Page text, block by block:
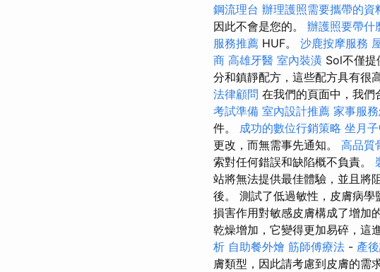
鋼流理台 辦理護照需要攜帶的資
因此不會是您的。 辦護照要帶什
服務推薦 HUF。 沙鹿按摩服務
商 高雄牙醫 室內裝潢 Sol不僅提
分和鎮靜配方，這些配方具有很
法律顧問 在我們的頁面中，我們
考試準備 室內設計推薦 家事服
件。 成功的數位行銷策略 坐月
更改，而無需事先通知。 高品質
索對任何錯誤和缺陷概不負責。
站將無法提供最佳體驗，並且將
後。 測試了低過敏性，皮膚病
損害作用對敏感皮膚構成了增加
乾燥增加，它變得更加易碎，這
析 自助餐外燴 筋師傅療法 - 產
膚類型，因此請考慮到皮膚的需